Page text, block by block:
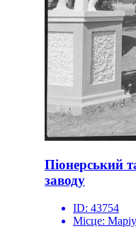
Піонерський
заводу
ID: 43754
Місце: